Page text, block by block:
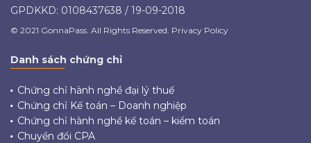
GPDKKD: 0108437638 / 19-09-2018
© 2021 GonnaPass. All Rights Reserved. Privacy Policy
Danh sách chứng chỉ
Chứng chỉ hành nghề đại lý thuế
Chứng chỉ Kế toán – Doanh nghiệp
Chứng chỉ hành nghề kế toán – kiểm toán
Chuyển đổi CPA